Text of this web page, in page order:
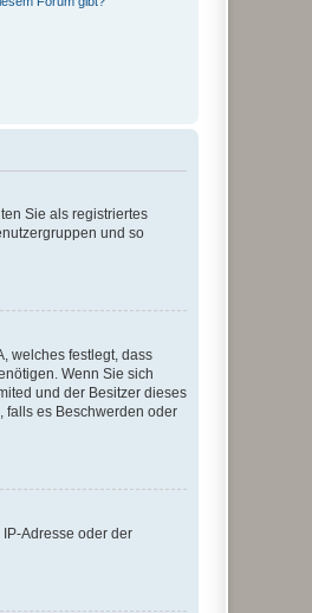
Sie als registriertes
und so
welches festlegt, dass
Wenn Sie sich
und der Besitzer dieses
falls es Beschwerden oder
Adresse oder der